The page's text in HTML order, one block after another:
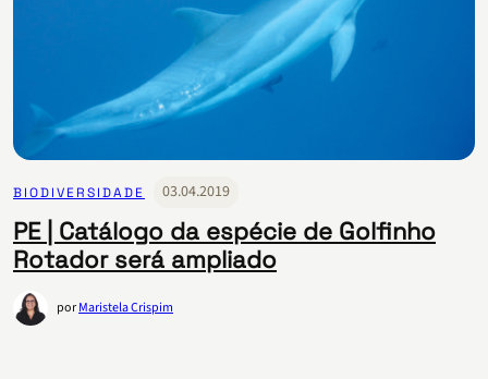
BIODIVERSIDADE 03.04.2019
PE | Catálogo da espécie de Golfinho
Rotador será ampliado
porMaristela Crispim